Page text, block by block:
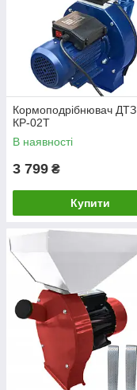
Кормоподрібнювач ДТЗ
КР-02Т
В наявності
3 799 ₴
Купити